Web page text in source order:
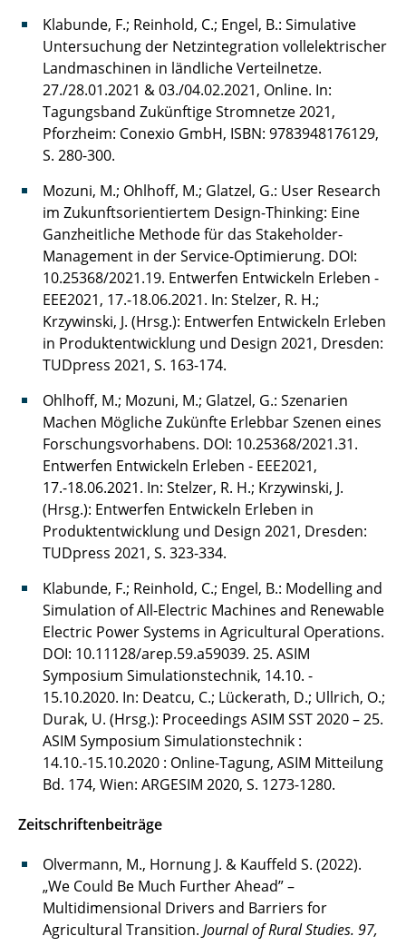
Klabunde, F.; Reinhold, C.; Engel, B.: Simulative
Untersuchung der Netzintegration vollelektrischer
Landmaschinen in ländliche Verteilnetze.
27./28.01.2021 & 03./04.02.2021, Online. In:
Tagungsband Zukünftige Stromnetze 2021,
Pforzheim: Conexio GmbH, ISBN: 9783948176129,
S. 280-300.
Mozuni, M.; Ohlhoff, M.; Glatzel, G.: User Research
im Zukunftsorientiertem Design-Thinking: Eine
Ganzheitliche Methode für das Stakeholder-
Management in der Service-Optimierung. DOI:
10.25368/2021.19. Entwerfen Entwickeln Erleben -
EEE2021, 17.-18.06.2021. In: Stelzer, R. H.;
Krzywinski, J. (Hrsg.): Entwerfen Entwickeln Erleben
in Produktentwicklung und Design 2021, Dresden:
TUDpress 2021, S. 163-174.
Ohlhoff, M.; Mozuni, M.; Glatzel, G.: Szenarien
Machen Mögliche Zukünfte Erlebbar Szenen eines
Forschungsvorhabens. DOI: 10.25368/2021.31.
Entwerfen Entwickeln Erleben - EEE2021,
17.-18.06.2021. In: Stelzer, R. H.; Krzywinski, J.
(Hrsg.): Entwerfen Entwickeln Erleben in
Produktentwicklung und Design 2021, Dresden:
TUDpress 2021, S. 323-334.
Klabunde, F.; Reinhold, C.; Engel, B.: Modelling and
Simulation of All-Electric Machines and Renewable
Electric Power Systems in Agricultural Operations.
DOI: 10.11128/arep.59.a59039. 25. ASIM
Symposium Simulationstechnik, 14.10. -
15.10.2020. In: Deatcu, C.; Lückerath, D.; Ullrich, O.;
Durak, U. (Hrsg.): Proceedings ASIM SST 2020 – 25.
ASIM Symposium Simulationstechnik :
14.10.-15.10.2020 : Online-Tagung, ASIM Mitteilung
Bd. 174, Wien: ARGESIM 2020, S. 1273-1280.
Zeitschriftenbeiträge
Olvermann, M., Hornung J. & Kauffeld S. (2022).
„We Could Be Much Further Ahead” –
Multidimensional Drivers and Barriers for
Agricultural Transition. Journal of Rural Studies. 97,